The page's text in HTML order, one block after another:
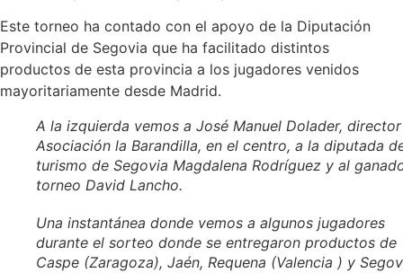
Este torneo ha contado con el apoyo de la Diputación
Provincial de Segovia que ha facilitado distintos
productos de esta provincia a los jugadores venidos
mayoritariamente desde Madrid.
A la izquierda vemos a José Manuel Dolader,
Asociación la Barandilla, en el centro, a la diputada
turismo de Segovia Magdalena Rodríguez y al
torneo David Lancho.
Una instantánea donde vemos a algunos jugadores
durante el sorteo donde se entregaron productos de
Caspe (Zaragoza), Jaén, Requena (Valencia ) y